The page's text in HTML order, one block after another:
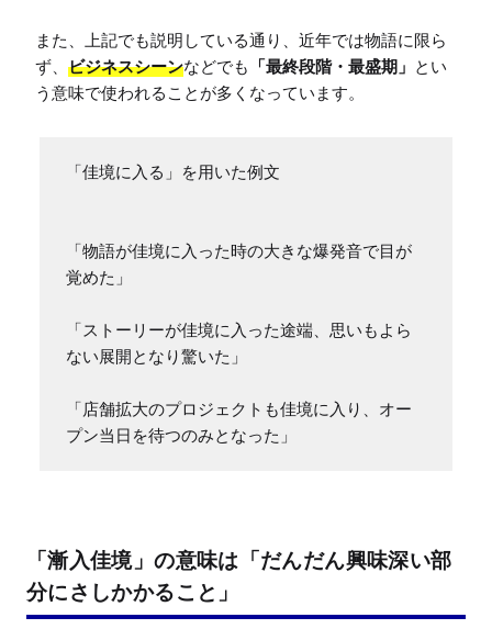
また、上記でも説明している通り、近年では物語に限ら
ず、 ビジネスシーンなどでも 「最終段階・最盛期」 とい
う意味で使われることが多くなっています。
「佳境に入る」を用いた例文
「物語が佳境に入った時の大きな爆発音で目が
覚めた」
「ストーリーが佳境に入った途端、思いもよら
ない展開となり驚いた」
「店舗拡大のプロジェクトも佳境に入り、オー
プン当日を待つのみとなった」
「漸入佳境」の意味は「だんだん興味深い部
分にさしかかること」